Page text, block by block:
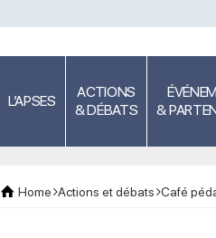
L’APSES
ACTIONS
& DÉBATS
&
Home Actions et débats Café